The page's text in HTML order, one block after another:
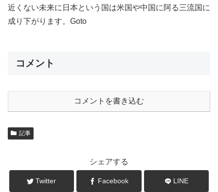
近くない未来に日本という国は米国や中国に阿る三流国に
成り下がります。Goto
コメント
コメントを書き込む
記事
シェアする
Twitter Facebook LINE